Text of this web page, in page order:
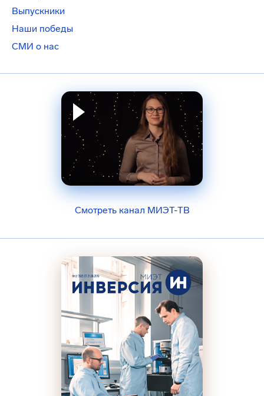
Выпускники
Наши победы
СМИ о нас
Смотреть канал МИЭТ-ТВ